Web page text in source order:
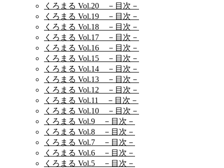
くろまる Vol.20 －目次－
くろまる Vol.19 －目次－
くろまる Vol.18 －目次－
くろまる Vol.17 －目次－
くろまる Vol.16 －目次－
くろまる Vol.15 －目次－
くろまる Vol.14 －目次－
くろまる Vol.13 －目次－
くろまる Vol.12 －目次－
くろまる Vol.11 －目次－
くろまる Vol.10 －目次－
くろまる Vol.9 －目次－
くろまる Vol.8 －目次－
くろまる Vol.7 －目次－
くろまる Vol.6 －目次－
くろまる Vol.5 －目次－